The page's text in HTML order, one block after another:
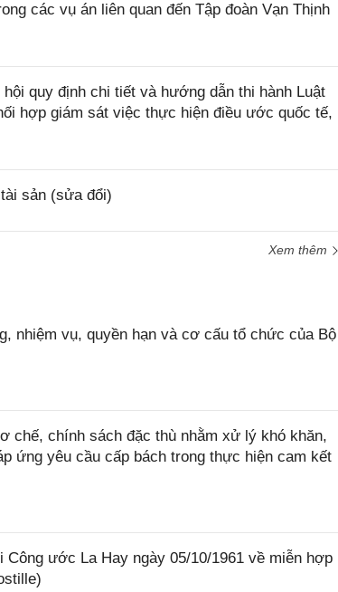
các vụ án liên quan đến Tập đoàn Vạn Thịnh
quy định chi tiết và hướng dẫn thi hành Luật
hợp giám sát việc thực hiện điều ước quốc tế,
sản (sửa đổi)
Xem thêm
nhiệm vụ, quyền hạn và cơ cấu tổ chức của Bộ
chế, chính sách đặc thù nhằm xử lý khó khăn,
ứng yêu cầu cấp bách trong thực hiện cam kết
ước La Hay ngày 05/10/1961 về miễn hợp